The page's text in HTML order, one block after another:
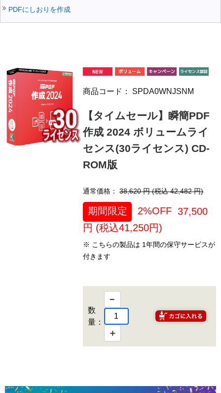
PDFにしおりを作成
商品コード： SPDA0WNJSNM
【タイムセール】瞬簡PDF
作成 2024 ボリュームライ
センス(30ライセンス) CD-
ROM版
通常価格： 38,620円 (税込42,482円)
期間限定 2%OFF37,500
円 (税込41,250円)
※ こちらの製品は 1年間の保守サービスが
付きます
数
量：
−
＋